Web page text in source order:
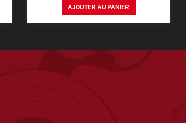
AJOUTER AU PANIER